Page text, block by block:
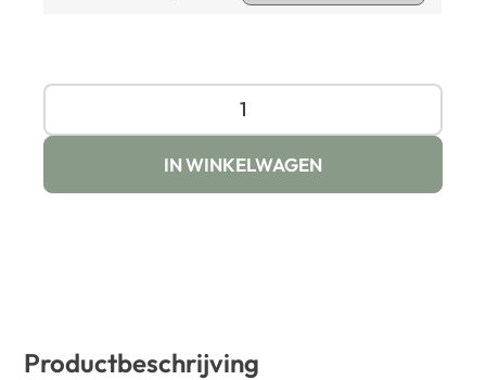
IN WINKELWAGEN
Productbeschrijving